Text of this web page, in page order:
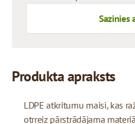
Sazinies
Produkta apraksts
LDPE atkritumu maisi, kas
otrreiz pārstrādājama